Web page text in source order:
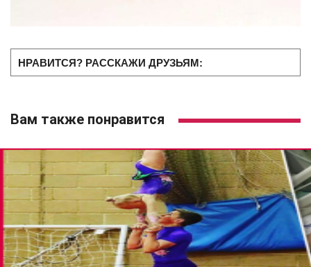
НРАВИТСЯ? РАССКАЖИ ДРУЗЬЯМ:
Вам также понравится